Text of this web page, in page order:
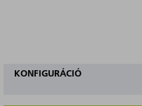
KONFIGURÁCIÓ